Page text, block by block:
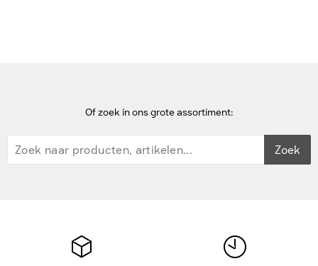
Of zoek in ons grote assortiment:
Zoek